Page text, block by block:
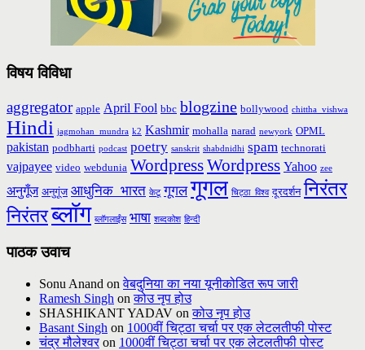
विषय विविधा
aggregator apple April Fool bbc blogzine bollywood chittha_vishwa
Hindi jagmohan_mundra k2 Kashmir mohalla narad newyork OPML
pakistan podbharti podcast poetry sanskrit shabdnidhi spam technorati
vajpayee video webdunia WordpressWordpress Yahoo zee
अनुगूँज अनुगूंज आधुनिक_भारत केटू गूगल गूगल चिट्ठा_विश्व दूरदर्शन निरंतर
निरंतरब्लॉग ब्लॉगलाईंस भाषा शब्दकोश हिन्दी
पाठक उवाच
Sonu Anand onवेबदुनिया का नया यूनीकोडित रूप जारी
Ramesh Singh onकोउ नृप होउ
SHASHIKANT YADAV onकोउ नृप होउ
Basant Singh on 1000वीं चिट्ठा चर्चा पर एक लेटलतीफी पोस्ट
चंद्र मौलेश्वरon 1000वीं चिट्ठा चर्चा पर एक लेटलतीफी पोस्ट